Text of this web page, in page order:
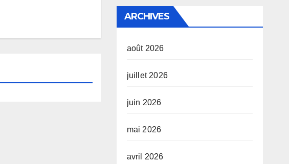
ARCHIVES
août 2026
juillet 2026
juin 2026
mai 2026
avril 2026